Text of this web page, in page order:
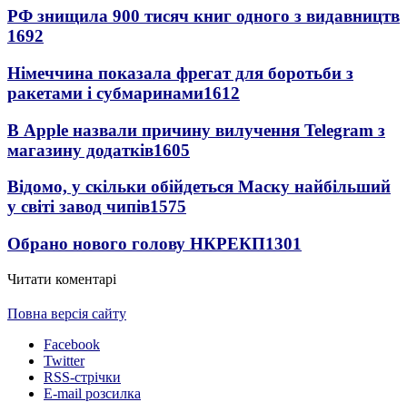
РФ знищила 900 тисяч книг одного з видавництв
1692
Німеччина показала фрегат для боротьби з
ракетами і субмаринами1612
В Apple назвали причину вилучення Telegram з
магазину додатків1605
Відомо, у скільки обійдеться Маску найбільший
у світі завод чипів1575
Обрано нового голову НКРЕКП1301
Читати коментарі
Повна версія сайту
Facebook
Twitter
RSS-стрічки
E-mail розсилка